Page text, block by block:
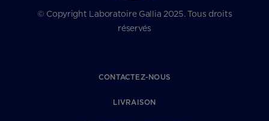
© Copyright Laboratoire Gallia 2025. Tous droits
réservés
CONTACTEZ-NOUS
LIVRAISON